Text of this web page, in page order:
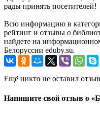
рады принять посетителей!
Всю информацию в
рейтинг и отзывы о
найдете на
Белоруссии eduby.su.
Ещё никто не оставил
Напишите свой отзыв о